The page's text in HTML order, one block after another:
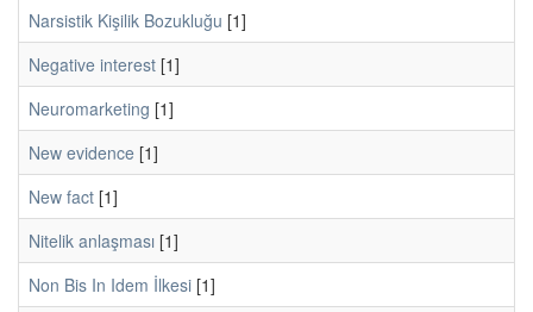
Narsistik Kişilik Bozukluğu [1]
Negative interest [1]
Neuromarketing [1]
New evidence [1]
New fact [1]
Nitelik anlaşması [1]
Non Bis In Idem İlkesi [1]